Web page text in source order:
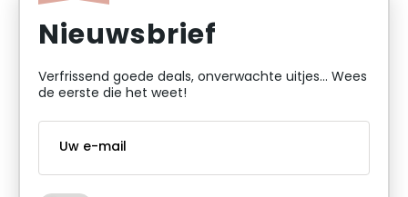
Nieuwsbrief
Verfrissend goede deals, onverwachte uitjes... Wees
de eerste die het weet!